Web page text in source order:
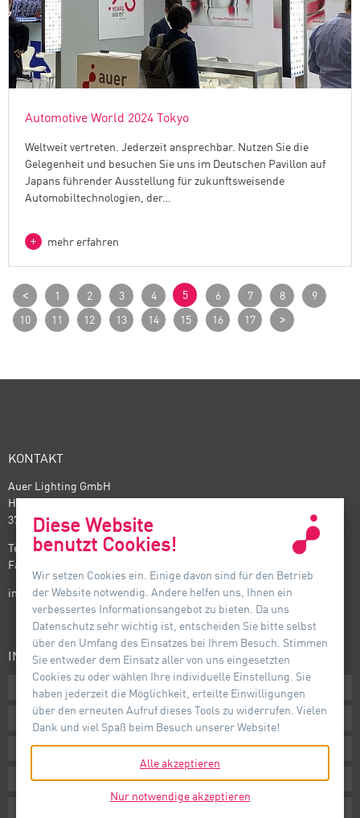
Automotive World 2024 Tokyo
Weltweit vertreten. Jederzeit ansprechbar. Nutzen Sie die
Gelegenheit und besuchen Sie uns im Deutschen Pavillon auf
Japans führender Ausstellung für zukunftsweisende
Automobiltechnologien, der…
mehr erfahren
< 1 2 3 4 5 6 7 8
9
10
11 12 13 14 15 16 17 >
KONTAKT
Auer Lighting GmbH
Hildesheimer Straße 35
37581 Bad Gandersheim
Telefon: +49(0) 5382 701 · 0
Fax: +49(0) 5382 701 · 297
info@auer-lighting.com
INFORMATIONEN
Downloads
AGB
Impressum
Datenschutz
Diese Website
benutzt Cookies!
Wir setzen Cookies ein. Einige davon sind für den Betrieb
der Website notwendig. Andere helfen uns, Ihnen ein
verbessertes Informationsangebot zu bieten. Da uns
Datenschutz sehr wichtig ist, entscheiden Sie bitte selbst
über den Umfang des Einsatzes bei Ihrem Besuch. Stimmen
Sie entweder dem Einsatz aller von uns eingesetzten
Cookies zu oder wählen Ihre individuelle Einstellung. Sie
haben jederzeit die Möglichkeit, erteilte Einwilligungen
über den erneuten Aufruf dieses Tools zu widerrufen. Vielen
Dank und viel Spaß beim Besuch unserer Website!
Alle akzeptieren
Nur notwendige akzeptieren